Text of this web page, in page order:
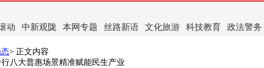
动 中新观陇 本网专题 丝路新语 文化旅游 科技教育 政法警务
> 正文内容
八大普惠场景精准赋能民生产业